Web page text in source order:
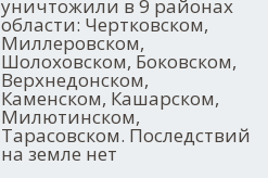
уничтожили в 9 районах
области: Чертковском,
Миллеровском,
Шолоховском, Боковском,
Верхнедонском,
Каменском, Кашарском,
Милютинском,
Тарасовском. Последствий
на земле нет